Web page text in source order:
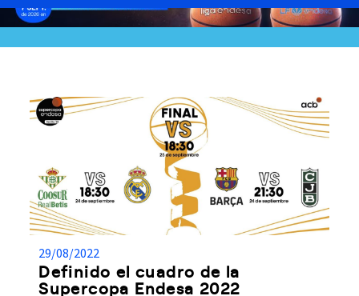
29/08/2022
Definido el cuadro de la
Supercopa Endesa 2022